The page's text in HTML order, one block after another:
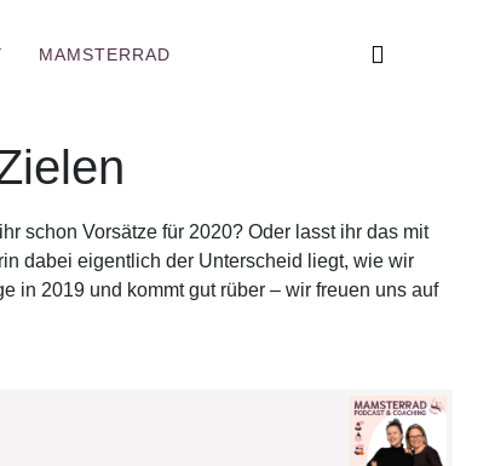
MAMSTERRAD
schon Vorsätze für 2020? Oder lasst ihr das mit
dabei eigentlich der Unterscheid liegt, wie wir
in 2019 und kommt gut rüber – wir freuen uns auf